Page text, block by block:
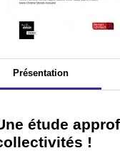
Présentation
étude
!